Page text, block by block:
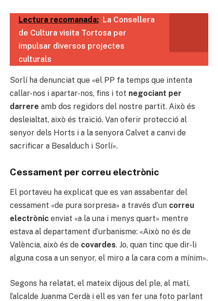
Lectura recomanada: La Consellera
de Cultura visita Tortosa per
impulsar diversos projectes
culturals
Sorlí ha denunciat que «el PP fa temps que intenta
callar-nos i apartar-nos, fins i tot negociant per
darrere amb dos regidors del nostre partit. Això és
desleialtat, això és traïció. Van oferir protecció al
senyor dels Horts i a la senyora Calvet a canvi de
sacrificar a Besalduch i Sorlí».
Cessament per correu electrònic
El portaveu ha explicat que es van assabentar del
cessament «de pura sorpresa» a través d’un correu
electrònic enviat «a la una i menys quart» mentre
estava al departament d’urbanisme: «Això no és de
València, això és de covardes. Jo, quan tinc que dir-li
alguna cosa a un senyor, el miro a la cara com a mínim».
Segons ha relatat, el mateix dijous del ple, al matí,
l’alcalde Juanma Cerdà i ell es van fer una foto parlant